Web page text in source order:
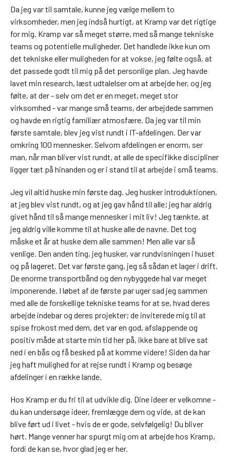
Da jeg var til samtale, kunne jeg vælge mellem to
virksomheder, men jeg indså hurtigt, at Kramp var det rigtige
for mig. Kramp var så meget større, med så mange tekniske
teams og potentielle muligheder. Det handlede ikke kun om
det tekniske eller muligheden for at vokse, jeg følte også, at
det passede godt til mig på det personlige plan. Jeg havde
lavet min research, læst udtalelser om at arbejde her, og jeg
følte, at der - selv om det er en meget, meget stor
virksomhed - var mange små teams, der arbejdede sammen
og havde en rigtig familiær atmosfære. Da jeg var til min
første samtale, blev jeg vist rundt i IT-afdelingen. Der var
omkring 100 mennesker. Selvom afdelingen er enorm, ser
man, når man bliver vist rundt, at alle de specifikke discipliner
ligger tæt på hinanden og er i stand til at arbejde i små teams.
Jeg vil altid huske min første dag. Jeg husker introduktionen,
at jeg blev vist rundt, og at jeg gav hånd til alle; jeg har aldrig
givet hånd til så mange mennesker i mit liv! Jeg tænkte, at
jeg aldrig ville komme til at huske alle de navne. Det tog
måske et år at huske dem alle sammen! Men alle var så
venlige. Den anden ting, jeg husker, var rundvisningen i huset
og på lageret. Det var første gang, jeg så sådan et lager i drift.
De enorme transportbånd og den nybyggede hal var meget
imponerende. I løbet af de første par uger sad jeg sammen
med alle de forskellige tekniske teams for at se, hvad deres
arbejde indebar og deres projekter; de inviterede mig til at
spise frokost med dem, det var en god, afslappende og
positiv måde at starte min tid her på, ikke bare at blive sat
ned i en bås og få besked på at komme videre! Siden da har
jeg haft mulighed for at rejse rundt i Kramp og besøge
afdelinger i en række lande.
Hos Kramp er du fri til at udvikle dig. Dine ideer er velkomne -
du kan undersøge ideer, fremlægge dem og vide, at de kan
blive ført ud i livet - hvis de er gode, selvfølgelig! Du bliver
hørt. Mange venner har spurgt mig om at arbejde hos Kramp,
fordi de kan se, hvor glad jeg er her.